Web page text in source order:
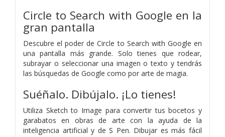
Circle to Search with Google en la
gran pantalla
Descubre el poder de Circle to Search with Google en
una pantalla más grande. Solo tienes que rodear,
subrayar o seleccionar una imagen o texto y tendrás
las búsquedas de Google como por arte de magia.
Suéñalo. Dibújalo. ¡Lo tienes!
Utiliza Sketch to Image para convertir tus bocetos y
garabatos en obras de arte con la ayuda de la
inteligencia artificial y de S Pen. Dibujar es más fácil